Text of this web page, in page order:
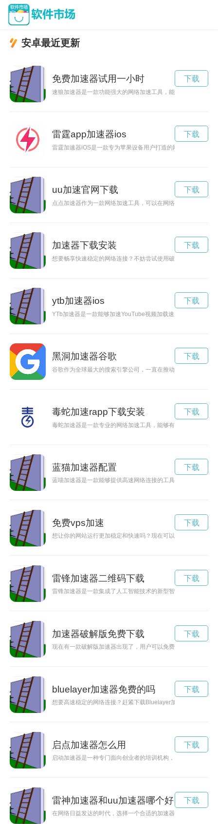
安卓最近更新
免费加速器试用一小时
速狼加速器是一款功能强大的网络加速工具，能够帮助用户解
下载
雷霆app加速器ios
雷霆加速器iOS是一款专为苹果设备用户打造的网络加速工具
下载
uu加速官网下载
点点加速器作为一款网络加速工具，可以在网络环境复杂的情
下载
加速器下载安装
想要畅享快速稳定的网络连接？不妨尝试使用破解版的TM加速
下载
ytb加速器ios
YTb加速器是一款能够加速YouTube视频加载速度的工具，让
下载
黑洞加速器谷歌
谷歌作为全球最大的搜索引擎公司，一直在推动技术创新和数
下载
毒蛇加速rapp下载安装
毒蛇加速器是一款专业的网络加速工具，能够有效提高网速，
下载
蓝猫加速器配置
蓝喵加速器是一款能够提供高速网络连接的工具，让用户可以更
下载
免费vps加速
想让你的网站运行更加稳定和快速吗？现在可以轻松获得免费
下载
雷锋加速器二维码下载
雷锋加速器是一款集成了人工智能技术的新型智能设备，旨在
下载
加速器破解版免费下载
现在有一款破解版加速器出现了，用户可以免费使用并永久享
下载
bluelayer加速器免费的吗
想要高速稳定的网络连接？赶紧下载Bluelayer加速器，体验极
下载
启点加速器怎么用
启动加速器是一种专门面向创业者的培训机构，通过提供资源
下载
雷神加速器和uu加速器哪个好
在网络日益发达的时代，选择一个合适的加速器对于提升网络
下载